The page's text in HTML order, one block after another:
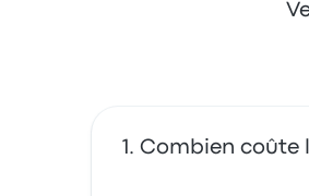
Combien coûte